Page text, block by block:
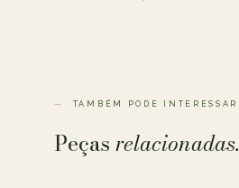
TAMBÉM PODE INTERESSAR
Peçasrelacionadas.